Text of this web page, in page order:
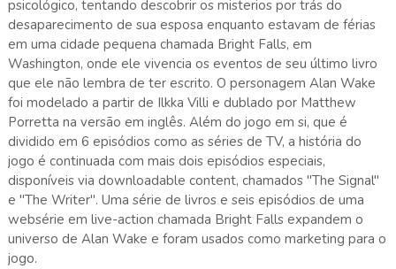
psicológico, tentando descobrir os misterios por trás do
desaparecimento de sua esposa enquanto estavam de férias
em uma cidade pequena chamada Bright Falls, em
Washington, onde ele vivencia os eventos de seu último livro
que ele não lembra de ter escrito. O personagem Alan Wake
foi modelado a partir de Ilkka Villi e dublado por Matthew
Porretta na versão em inglês. Além do jogo em si, que é
dividido em 6 episódios como as séries de TV, a história do
jogo é continuada com mais dois episódios especiais,
disponíveis via downloadable content, chamados "The Signal"
e "The Writer". Uma série de livros e seis episódios de uma
websérie em live-action chamada Bright Falls expandem o
universo de Alan Wake e foram usados como marketing para o
jogo.